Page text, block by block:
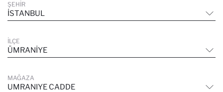
ŞEHIR
İSTANBUL
İLÇE
ÜMRANIYE
MAĞAZA
UMRANIYE CADDE